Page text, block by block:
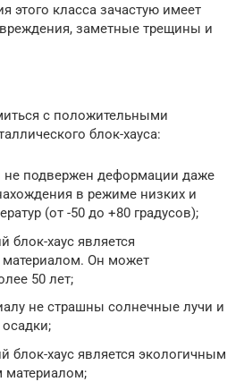
этого класса зачастую имеет
заметные трещины и
с положительными
блок-хауса:
не подвержен деформации даже
в режиме низких и
(от -50 до +80 градусов);
блок-хаус является
Он может
50 лет;
не страшны солнечные лучи и
блок-хаус является экологичным
материалом;